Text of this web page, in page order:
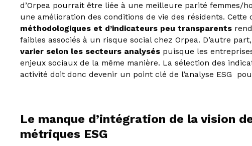
d’Orpea pourrait être liée à une meilleure parité femmes/
une amélioration des conditions de vie des résidents.
méthodologiques et d’indicateurs peu transparentsrend
faibles associés à un risque social chez Orpea. D’autre
varier selon les secteurs analyséspuisque les
enjeux sociaux de la même manière. La sélection des
activité doit donc devenir un point clé de l’analyse ESG
Le manque d’intégration de la vision
métriques ESG